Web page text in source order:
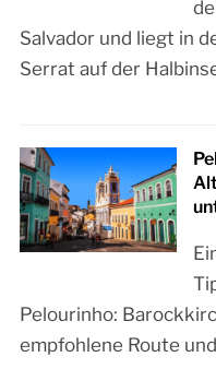
Salvador und liegt in
Serrat auf der
Pelourinho:
empfohlene Route